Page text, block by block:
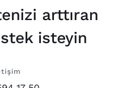
arttıran
isteyin